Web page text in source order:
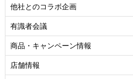
他社とのコラボ企画
有識者会議
商品・キャンペーン情報
店舗情報